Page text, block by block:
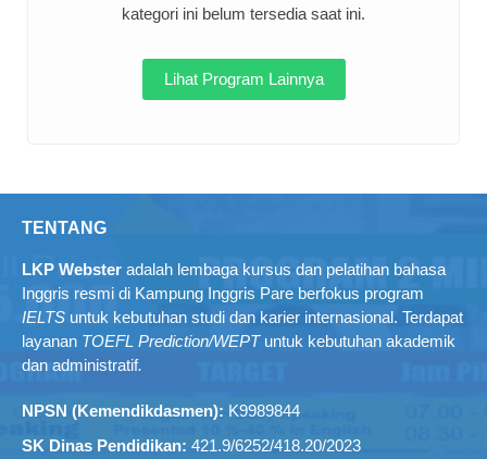
kategori ini belum tersedia saat ini.
Lihat Program Lainnya
TENTANG
LKP Webster adalah lembaga kursus dan pelatihan bahasa
Inggris resmi di Kampung Inggris Pare berfokus program
IELTS untuk kebutuhan studi dan karier internasional. Terdapat
layanan TOEFL Prediction/WEPTuntuk kebutuhan akademik
dan administratif.
NPSN (Kemendikdasmen): K9989844
SK Dinas Pendidikan: 421.9/6252/418.20/2023